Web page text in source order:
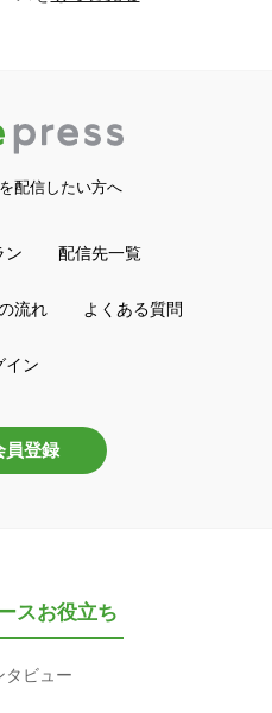
配信したい方へ
ン 配信先一覧
流れ よくある質問
イン
員登録
スお役立ち
タビュー